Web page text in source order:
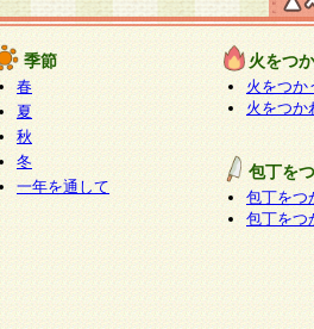
季節
春
夏
秋
冬
一年を通して
火をつ
火をつか
火をつか
包丁を
包丁をつ
包丁をつ